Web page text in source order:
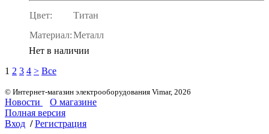
Цвет:
Титан
Материал:Металл
Нет в наличии
1 2 3 4 > Все
© Интернет-магазин электрооборудования Vimar, 2026
Новости
О магазине
Полная версия
Вход / Регистрация